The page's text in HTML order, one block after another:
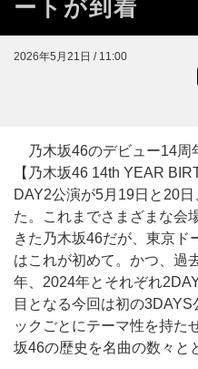
ートが到着
2026年5月21日 / 11:00
乃木坂46のデビュー14周
【乃木坂46 14th YEAR
DAY2公演が5月19日と20
た。これまでさまざまな会
きた乃木坂46だが、東京ド
はこれが初めて。かつ、過
年、2024年とそれぞれ
目となる今回は初の
ックごとにテーマ性を持た
坂46の歴史を名曲の数々と